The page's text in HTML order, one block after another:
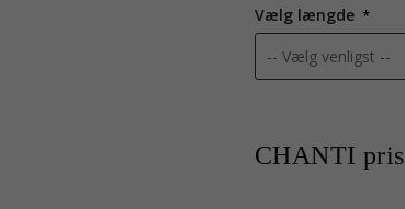
Vælg længde
CHANTI pris